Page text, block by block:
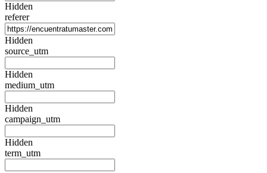
Hidden
referer
Hidden
source_utm
Hidden
medium_utm
Hidden
campaign_utm
Hidden
term_utm